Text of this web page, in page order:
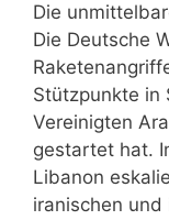
Die
Die Deutsche
Stützpunkte in
Vereinigten
gestartet hat.
Libanon
iranischen und